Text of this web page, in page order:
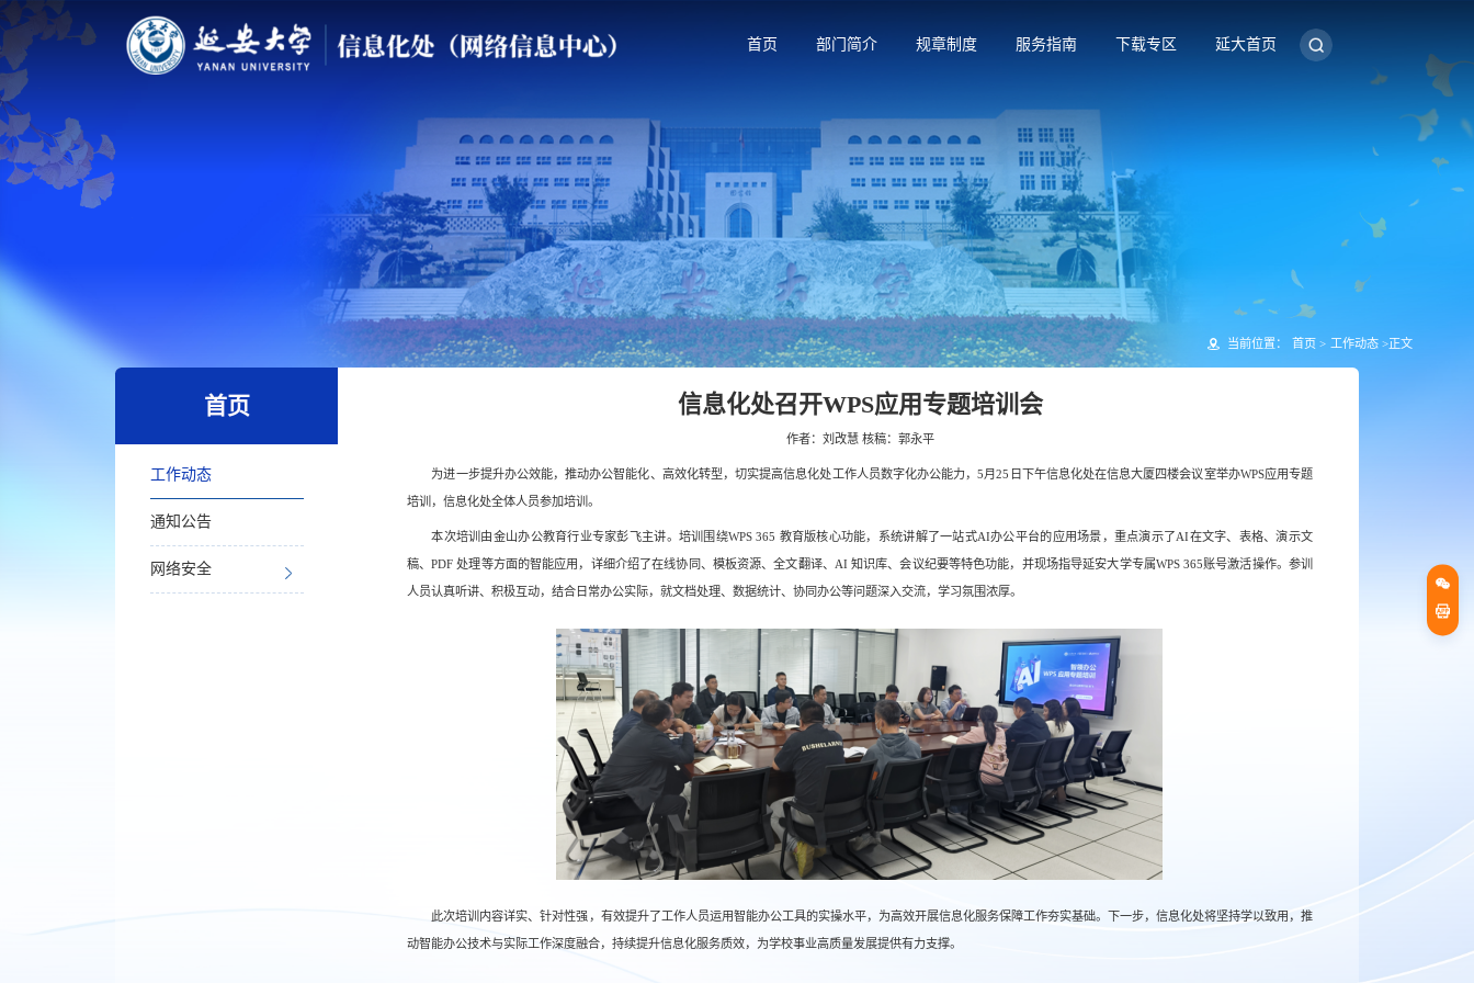
首页 部门简介 规章制度 服务指南 下载专区 延大首页
当前位置： 首页 > 工作动态 >正文
首页
工作动态
通知公告
网络安全
信息化处召开WPS应用专题培训会
作者：刘改慧 核稿：郭永平
为进一步提升办公效能，推动办公智能化、高效化转型，切实提高信息化处工作人员数字化办公能力，5月25日下午信息化处在信息大厦四楼会议室举办WPS应用专题
培训，信息化处全体人员参加培训。
本次培训由金山办公教育行业专家彭飞主讲。培训围绕WPS 365 教育版核心功能，系统讲解了一站式AI办公平台的应用场景，重点演示了AI在文字、表格、演示文
稿、PDF 处理等方面的智能应用，详细介绍了在线协同、模板资源、全文翻译、AI 知识库、会议纪要等特色功能，并现场指导延安大学专属WPS 365账号激活操作。参训
人员认真听讲、积极互动，结合日常办公实际，就文档处理、数据统计、协同办公等问题深入交流，学习氛围浓厚。
此次培训内容详实、针对性强，有效提升了工作人员运用智能办公工具的实操水平，为高效开展信息化服务保障工作夯实基础。下一步，信息化处将坚持学以致用，推
动智能办公技术与实际工作深度融合，持续提升信息化服务质效，为学校事业高质量发展提供有力支撑。